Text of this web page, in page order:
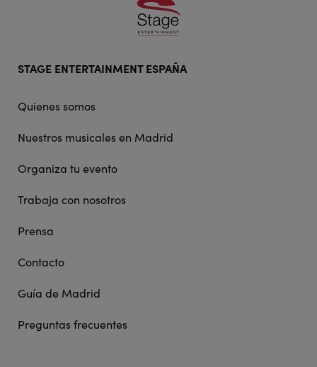
doormat
STAGE ENTERTAINMENT ESPAÑA
Quienes somos
Nuestros musicales en Madrid
Organiza tu evento
Trabaja con nosotros
Prensa
Contacto
Guía de Madrid
Preguntas frecuentes